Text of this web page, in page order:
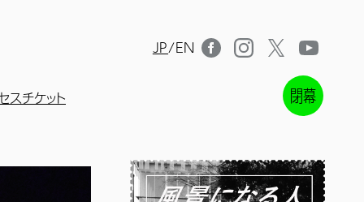
JP/EN
スチケット 閉幕